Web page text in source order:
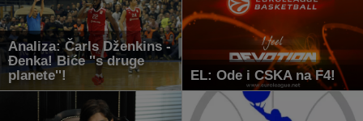
Analiza: Čarls Dženkins -
Đenka! Biće ''s druge
planete''!
EL: Ode i CSKA na F4!